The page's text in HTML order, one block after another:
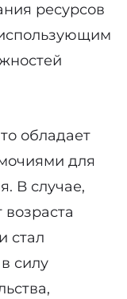
ресурсов
обладает
для
В случае,
возраста
стал
силу